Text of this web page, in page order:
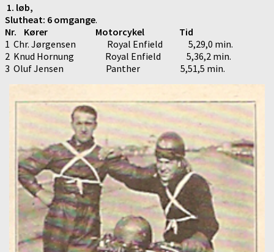
1. løb,
Slutheat: 6 omgange.
Nr. Kører Motorcykel Tid
1 Chr. Jørgensen Royal Enfield 5,29,0 min.
2 Knud Hornung Royal Enfield 5,36,2 min.
3 Oluf Jensen Panther 5,51,5 min.